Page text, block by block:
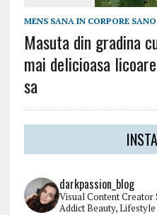
MENS SANA IN CORPORE SANO
Masuta din gradina
mai delicioasa
sa
darkpassion_blog
Visual Content Creator
AddictBeauty,